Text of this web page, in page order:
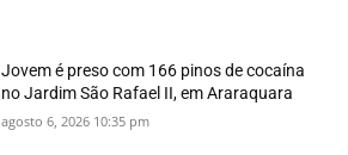
Jovem é preso com 166 pinos de cocaína
no Jardim São Rafael II, em Araraquara
agosto 6, 2026 10:35 pm